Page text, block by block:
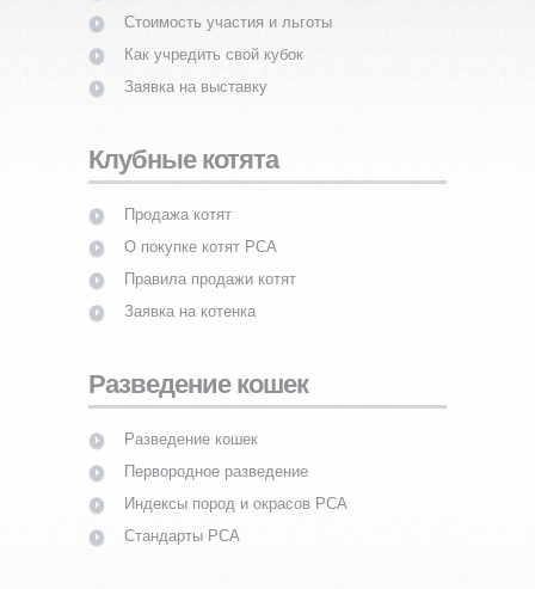
Стоимость участия и льготы
Как учредить свой кубок
Заявка на выставку
Клубные котята
Продажа котят
О покупке котят PCA
Правила продажи котят
Заявка на котенка
Разведение кошек
Разведение кошек
Первородное разведение
Индексы пород и окрасов PCA
Стандарты PCA